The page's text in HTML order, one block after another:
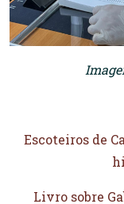
Escoteiros de
Livro sobre